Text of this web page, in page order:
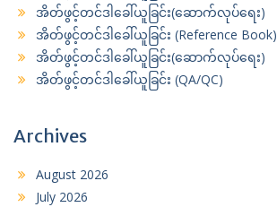
အိတ်ဖွင့်တင်ဒါခေါ်ယူခြင်း(ဆောက်လုပ်ရေး)
အိတ်ဖွင့်တင်ဒါခေါ်ယူခြင်း (Reference Book)
အိတ်ဖွင့်တင်ဒါခေါ်ယူခြင်း(ဆောက်လုပ်ရေး)
အိတ်ဖွင့်တင်ဒါခေါ်ယူခြင်း (QA/QC)
Archives
August 2026
July 2026